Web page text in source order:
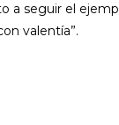
a seguir el
valentía”.